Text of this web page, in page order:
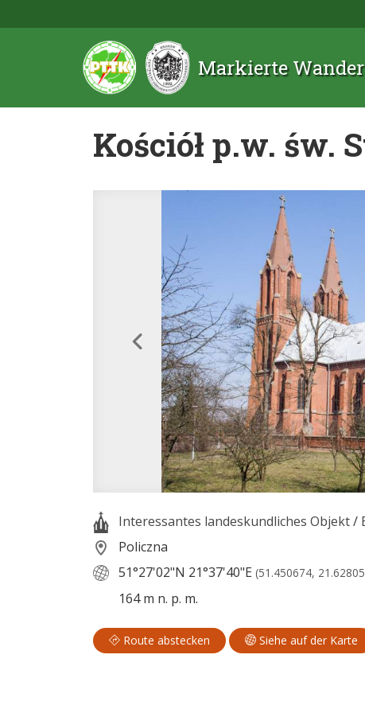
Markierte
Kościół p.w. św.
Interessantes landeskundliches Objekt/
Policzna
51°27'02"N 21°37'40"E (51.450674,
164 m n. p. m.
Route abstecken Siehe auf der Karte